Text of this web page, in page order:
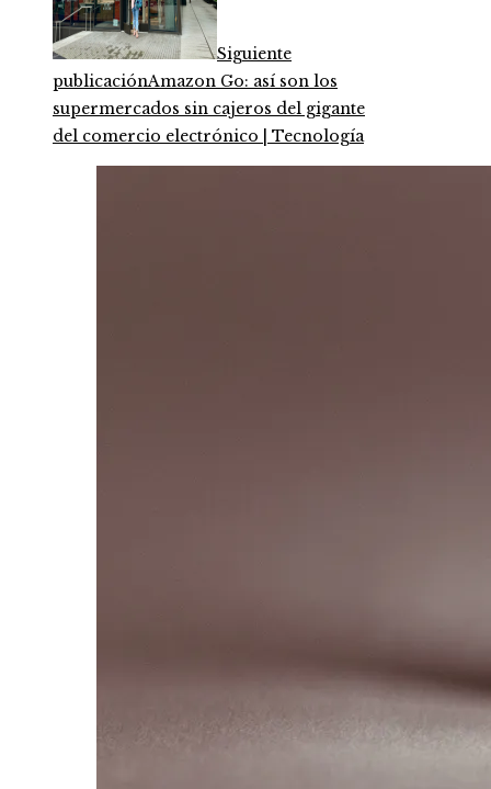
Siguiente
publicaciónAmazon Go: así son los
supermercados sin cajeros del gigante
del comercio electrónico | Tecnología